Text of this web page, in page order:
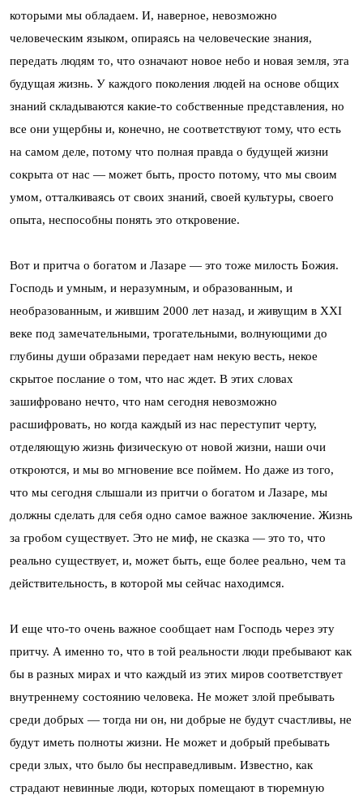
которыми мы обладаем. И, наверное, невозможно
человеческим языком, опираясь на человеческие знания,
передать людям то, что означают новое небо и новая земля, эта
будущая жизнь. У каждого поколения людей на основе общих
знаний складываются какие-то собственные представления, но
все они ущербны и, конечно, не соответствуют тому, что есть
на самом деле, потому что полная правда о будущей жизни
сокрыта от нас — может быть, просто потому, что мы своим
умом, отталкиваясь от своих знаний, своей культуры, своего
опыта, неспособны понять это откровение.
Вот и притча о богатом и Лазаре — это тоже милость Божия.
Господь и умным, и неразумным, и образованным, и
необразованным, и жившим 2000 лет назад, и живущим в XXI
веке под замечательными, трогательными, волнующими до
глубины души образами передает нам некую весть, некое
скрытое послание о том, что нас ждет. В этих словах
зашифровано нечто, что нам сегодня невозможно
расшифровать, но когда каждый из нас переступит черту,
отделяющую жизнь физическую от новой жизни, наши очи
откроются, и мы во мгновение все поймем. Но даже из того,
что мы сегодня слышали из притчи о богатом и Лазаре, мы
должны сделать для себя одно самое важное заключение. Жизнь
за гробом существует. Это не миф, не сказка — это то, что
реально существует, и, может быть, еще более реально, чем та
действительность, в которой мы сейчас находимся.
И еще что-то очень важное сообщает нам Господь через эту
притчу. А именно то, что в той реальности люди пребывают как
бы в разных мирах и что каждый из этих миров соответствует
внутреннему состоянию человека. Не может злой пребывать
среди добрых — тогда ни он, ни добрые не будут счастливы, не
будут иметь полноты жизни. Не может и добрый пребывать
среди злых, что было бы несправедливым. Известно, как
страдают невинные люди, которых помещают в тюремную